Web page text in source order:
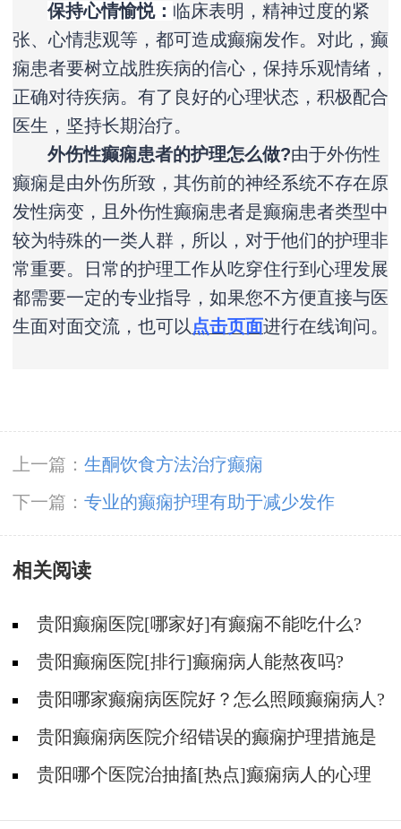
保持心情愉悦： 临床表明，精神过度的紧
张、心情悲观等，都可造成癫痫发作。对此，癫
痫患者要树立战胜疾病的信心，保持乐观情绪，
正确对待疾病。有了良好的心理状态，积极配合
医生，坚持长期治疗。
外伤性癫痫患者的护理怎么做?由于外伤性
癫痫是由外伤所致，其伤前的神经系统不存在原
发性病变，且外伤性癫痫患者是癫痫患者类型中
较为特殊的一类人群，所以，对于他们的护理非
常重要。日常的护理工作从吃穿住行到心理发展
都需要一定的专业指导，如果您不方便直接与医
生面对面交流，也可以点击页面进行在线询问。
上一篇： 生酮饮食方法治疗癫痫
下一篇： 专业的癫痫护理有助于减少发作
相关阅读
贵阳癫痫医院[哪家好]有癫痫不能吃什么?
贵阳癫痫医院[排行]癫痫病人能熬夜吗?
贵阳哪家癫痫病医院好？怎么照顾癫痫病人?
贵阳癫痫病医院介绍错误的癫痫护理措施是
哪些？
贵阳哪个医院治抽搐[热点]癫痫病人的心理